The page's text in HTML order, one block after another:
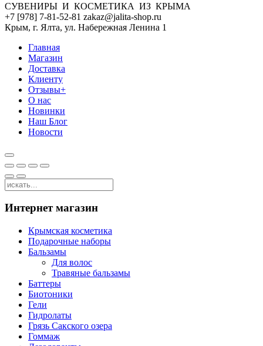
СУВЕНИРЫ И КОСМЕТИКА ИЗ КРЫМА
+7 [978] 7-81-52-81 zakaz@jalita-shop.ru
Крым, г. Ялта, ул. Набережная Ленина 1
Главная
Магазин
Доставка
Клиенту
Отзывы+
О нас
Новинки
Наш Блог
Новости
Интернет магазин
Крымская косметика
Подарочные наборы
Бальзамы
Для волос
Травяные бальзамы
Баттеры
Биотоники
Гели
Гидролаты
Грязь Сакского озера
Гоммаж